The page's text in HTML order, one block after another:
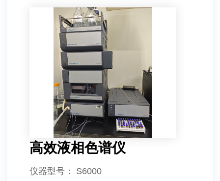
高效液相色谱仪
仪器型号 ： S6000